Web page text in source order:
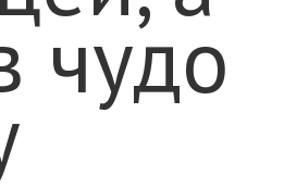
чудо